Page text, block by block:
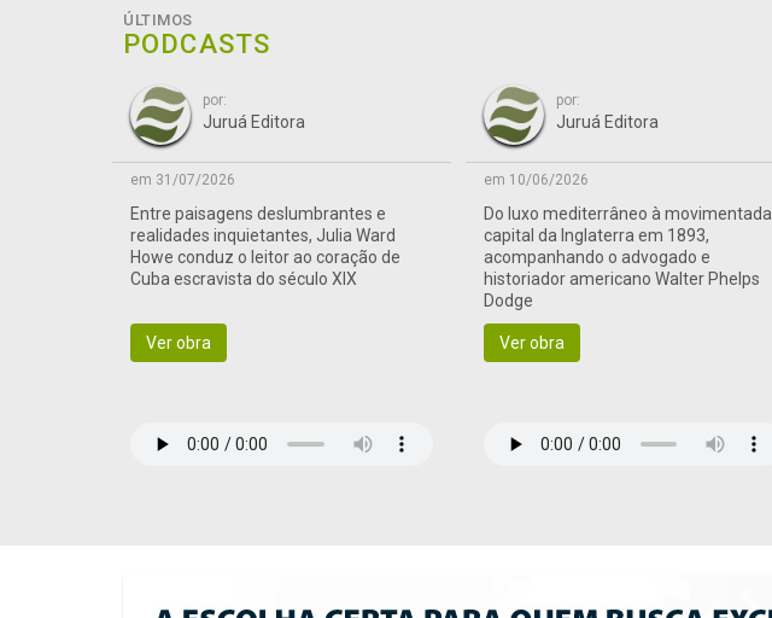
ÚLTIMOS
PODCASTS
por:
Juruá Editora
em 31/07/2026
Entre paisagens deslumbrantes e
realidades inquietantes, Julia Ward
Howe conduz o leitor ao coração de
Cuba escravista do século XIX
Ver obra
por:
Juruá Editora
em 10/06/2026
Do luxo mediterrâneo à movimentada
capital da Inglaterra em 1893,
acompanhando o advogado e
historiador americano Walter Phelps
Dodge
Ver obra